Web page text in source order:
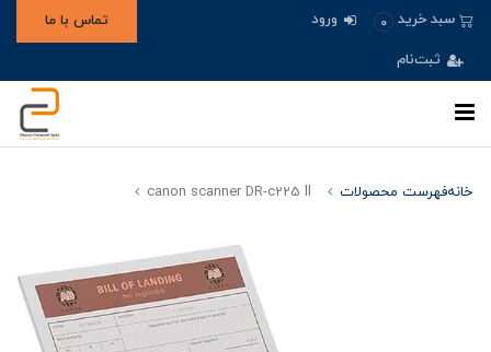
سبد خرید 0 ورود
ثبت‌نام
تماس با ما
خانهفهرست محصولات canon scanner DR-c225 ll